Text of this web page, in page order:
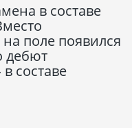
в составе
поле появился
дебют
составе